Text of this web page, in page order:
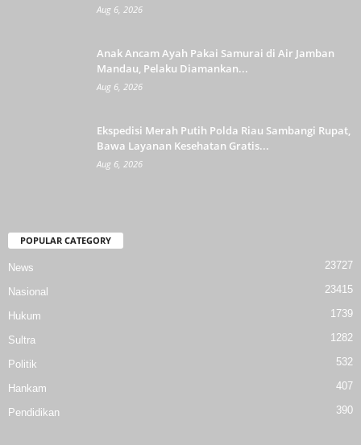
Aug 6, 2026
Anak Ancam Ayah Pakai Samurai di Air Jamban
Mandau, Pelaku Diamankan...
Aug 6, 2026
Ekspedisi Merah Putih Polda Riau Sambangi Rupat,
Bawa Layanan Kesehatan Gratis...
Aug 6, 2026
POPULAR CATEGORY
News 23727
Nasional 23415
Hukum 1739
Sultra 1282
Politik 532
Hankam 407
Pendidikan 390